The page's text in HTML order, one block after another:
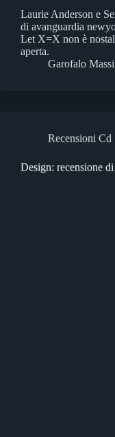
Laurie Anderson e
di avanguardia
Let X=X non è
aperta.
Garofalo
Recensioni Cd
Design: recensione